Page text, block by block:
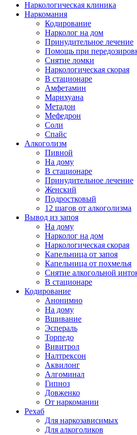
Наркологическая клиника
Наркомания
Кодирование
Нарколог на дом
Принудительное лечение
Помощь при
Снятие ломки
Наркологическая скорая
В стационаре
Амфетамин
Марихуана
Метадон
Мефедрон
Соли
Спайс
Алкоголизм
Пивной
На дому
В стационаре
Принудительное лечение
Женский
Подростковый
12 шагов от алкоголизма
Вывод из запоя
На дому
Нарколог на дом
Наркологическая скорая
Капельница от запоя
Капельница от похмелья
Снятие алкогольной
В стационаре
Кодирование
Анонимно
На дому
Вшивание
Эспераль
Торпедо
Вивитрол
Налтрексон
Аквилонг
Алгоминал
Гипноз
Довженко
От наркомании
Рехаб
Для наркозависимых
Для алкоголиков